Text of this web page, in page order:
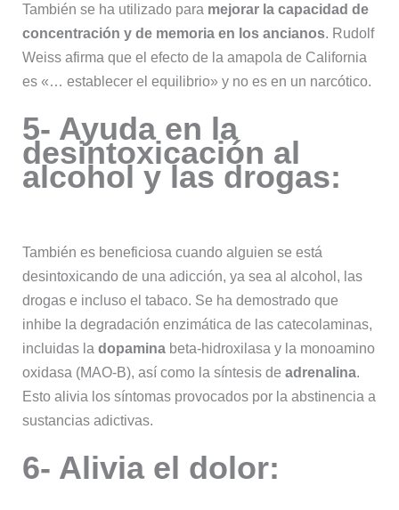
También se ha utilizado para mejorar la capacidad de
concentración y de memoria en los ancianos. Rudolf
Weiss afirma que el efecto de la amapola de California
es «… establecer el equilibrio» y no es en un narcótico.
5- Ayuda en la
desintoxicación al
alcohol y las drogas:
También es beneficiosa cuando alguien se está
desintoxicando de una adicción, ya sea al alcohol, las
drogas e incluso el tabaco. Se ha demostrado que
inhibe la degradación enzimática de las catecolaminas,
incluidas ladopamina beta-hidroxilasa y la monoamino
oxidasa (MAO-B), así como la síntesis de adrenalina.
Esto alivia los síntomas provocados por la abstinencia a
sustancias adictivas.
6- Alivia el dolor: